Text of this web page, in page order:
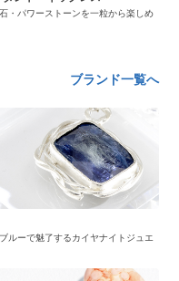
・パワーストーンを一粒から楽しめ
ブランド一覧へ
ルーで魅了するカイヤナイトジュエ